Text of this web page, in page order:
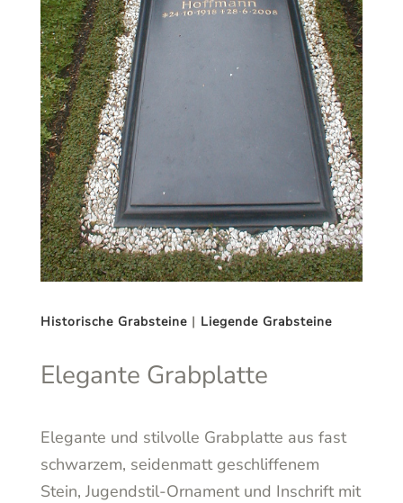
Historische Grabsteine| Liegende Grabsteine
Elegante Grabplatte
Elegante und stilvolle Grabplatte aus fast
schwarzem, seidenmatt geschliffenem
Stein, Jugendstil-Ornament und Inschrift mit